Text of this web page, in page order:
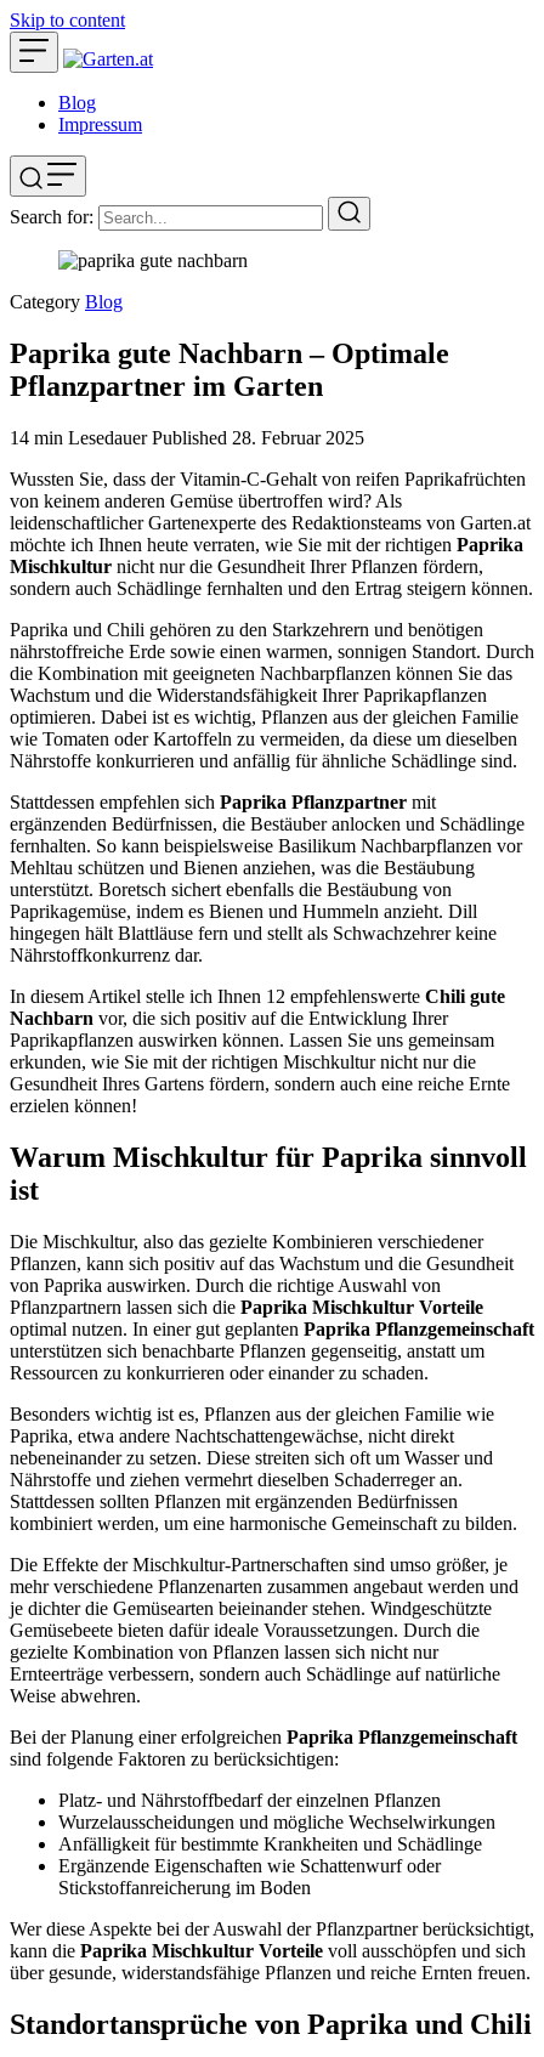
Skip to content
Blog
Impressum
Search for:
Category Blog
Paprika gute Nachbarn – Optimale
Pflanzpartner im Garten
14 min LesedauerPublished 28. Februar 2025
Wussten Sie, dass der Vitamin-C-Gehalt von reifen Paprikafrüchten
von keinem anderen Gemüse übertroffen wird? Als
leidenschaftlicher Gartenexperte des Redaktionsteams von Garten.at
möchte ich Ihnen heute verraten, wie Sie mit der richtigen Paprika
Mischkultur nicht nur die Gesundheit Ihrer Pflanzen fördern,
sondern auch Schädlinge fernhalten und den Ertrag steigern können.
Paprika und Chili gehören zu den Starkzehrern und benötigen
nährstoffreiche Erde sowie einen warmen, sonnigen Standort. Durch
die Kombination mit geeigneten Nachbarpflanzen können Sie das
Wachstum und die Widerstandsfähigkeit Ihrer Paprikapflanzen
optimieren. Dabei ist es wichtig, Pflanzen aus der gleichen Familie
wie Tomaten oder Kartoffeln zu vermeiden, da diese um dieselben
Nährstoffe konkurrieren und anfällig für ähnliche Schädlinge sind.
Stattdessen empfehlen sich Paprika Pflanzpartner mit
ergänzenden Bedürfnissen, die Bestäuber anlocken und Schädlinge
fernhalten. So kann beispielsweise Basilikum Nachbarpflanzen vor
Mehltau schützen und Bienen anziehen, was die Bestäubung
unterstützt. Boretsch sichert ebenfalls die Bestäubung von
Paprikagemüse, indem es Bienen und Hummeln anzieht. Dill
hingegen hält Blattläuse fern und stellt als Schwachzehrer keine
Nährstoffkonkurrenz dar.
In diesem Artikel stelle ich Ihnen 12 empfehlenswerte Chili gute
Nachbarn vor, die sich positiv auf die Entwicklung Ihrer
Paprikapflanzen auswirken können. Lassen Sie uns gemeinsam
erkunden, wie Sie mit der richtigen Mischkultur nicht nur die
Gesundheit Ihres Gartens fördern, sondern auch eine reiche Ernte
erzielen können!
Warum Mischkultur für Paprika sinnvoll
ist
Die Mischkultur, also das gezielte Kombinieren verschiedener
Pflanzen, kann sich positiv auf das Wachstum und die Gesundheit
von Paprika auswirken. Durch die richtige Auswahl von
Pflanzpartnern lassen sich die Paprika Mischkultur Vorteile
optimal nutzen. In einer gut geplanten Paprika Pflanzgemeinschaft
unterstützen sich benachbarte Pflanzen gegenseitig, anstatt um
Ressourcen zu konkurrieren oder einander zu schaden.
Besonders wichtig ist es, Pflanzen aus der gleichen Familie wie
Paprika, etwa andere Nachtschattengewächse, nicht direkt
nebeneinander zu setzen. Diese streiten sich oft um Wasser und
Nährstoffe und ziehen vermehrt dieselben Schaderreger an.
Stattdessen sollten Pflanzen mit ergänzenden Bedürfnissen
kombiniert werden, um eine harmonische Gemeinschaft zu bilden.
Die Effekte der Mischkultur-Partnerschaften sind umso größer, je
mehr verschiedene Pflanzenarten zusammen angebaut werden und
je dichter die Gemüsearten beieinander stehen. Windgeschützte
Gemüsebeete bieten dafür ideale Voraussetzungen. Durch die
gezielte Kombination von Pflanzen lassen sich nicht nur
Ernteerträge verbessern, sondern auch Schädlinge auf natürliche
Weise abwehren.
Bei der Planung einer erfolgreichen Paprika Pflanzgemeinschaft
sind folgende Faktoren zu berücksichtigen:
Platz- und Nährstoffbedarf der einzelnen Pflanzen
Wurzelausscheidungen und mögliche Wechselwirkungen
Anfälligkeit für bestimmte Krankheiten und Schädlinge
Ergänzende Eigenschaften wie Schattenwurf oder
Stickstoffanreicherung im Boden
Wer diese Aspekte bei der Auswahl der Pflanzpartner berücksichtigt,
kann die Paprika Mischkultur Vorteile voll ausschöpfen und sich
über gesunde, widerstandsfähige Pflanzen und reiche Ernten freuen.
Standortansprüche von Paprika und Chili